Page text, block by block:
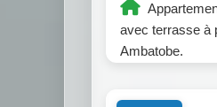
avec terrasse à
Ambatobe.